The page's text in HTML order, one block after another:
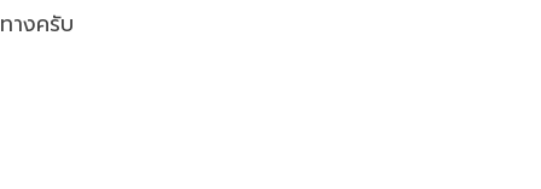
างครับ